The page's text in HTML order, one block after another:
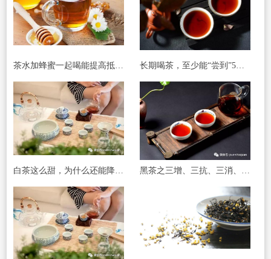
茶水加蜂蜜一起喝能提高抵抗力 长期喝茶，至少能“尝到”5个好处
白茶这么甜，为什么还能降血糖？ 黑茶之三增、三抗、三消、三降 !